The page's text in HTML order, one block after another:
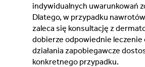
indywidualnych uwarunkowań
Dlatego, w przypadku
zaleca się konsultację z
dobierze odpowiednie leczenie
działania zapobiegawcze
konkretnego przypadku.